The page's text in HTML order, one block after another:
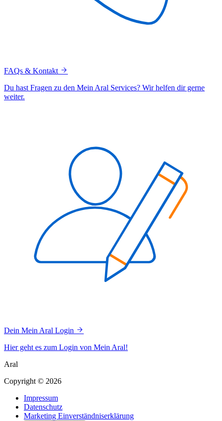
FAQs & Kontakt
Du hast Fragen zu den Mein Aral Services? Wir helfen dir gerne
weiter.
Dein Mein Aral Login
Hier geht es zum Login von Mein Aral!
Aral
Copyright © 2026
Impressum
Datenschutz
Marketing Einverständniserklärung